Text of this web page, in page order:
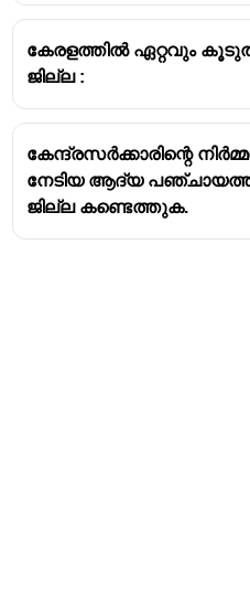
കേരളത്തിൽ ഏറ്റവും
ജില്ല :
കേന്ദ്രസര്‍ക്കാരിന്റെ
നേടിയ ആദ്യ പഞ്ചായത്ത്‌
ജില്ല കണ്ടെത്തുക.